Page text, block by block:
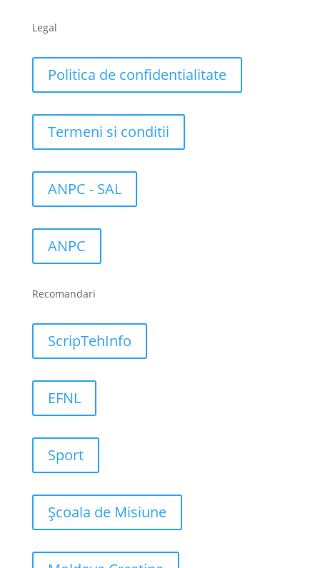
Legal
Politica de confidentialitate
Termeni si conditii
ANPC - SAL
ANPC
Recomandari
ScripTehInfo
EFNL
Sport
Școala de Misiune